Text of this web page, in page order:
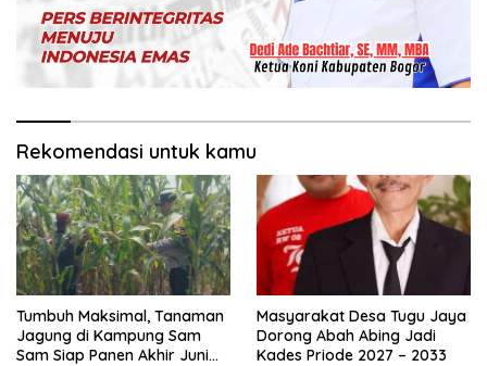
Rekomendasi untuk kamu
Tumbuh Maksimal, Tanaman
Jagung di Kampung Sam
Sam Siap Panen Akhir Juni
Masyarakat Desa Tugu Jaya
Dorong Abah Abing Jadi
Kades Priode 2027 – 2033